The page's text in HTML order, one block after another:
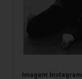
Imagem Instagram